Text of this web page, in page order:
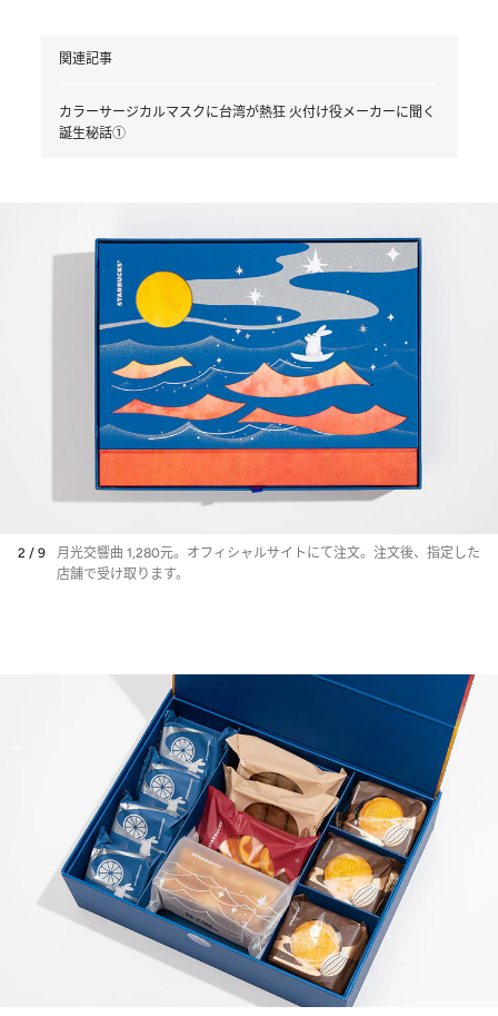
関連記事
カラーサージカルマスクに台湾が熱狂 火付け役メーカーに聞く
誕生秘話①
2 / 9
月光交響曲 1,280元。オフィシャルサイトにて注文。注文後、指定した
店舗で受け取ります。